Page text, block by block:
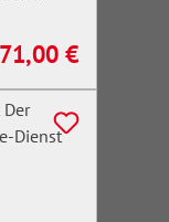
Regulärer Preis:
71,00 €